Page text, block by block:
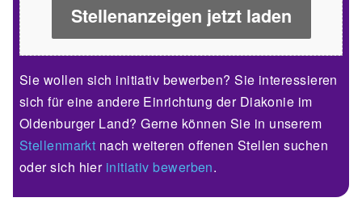
Stellenanzeigen jetzt laden
Sie wollen sich initiativ bewerben? Sie interessieren
sich für eine andere Einrichtung der Diakonie im
Oldenburger Land? Gerne können Sie in unserem
Stellenmarkt nach weiteren offenen Stellen suchen
oder sich hier initiativ bewerben.